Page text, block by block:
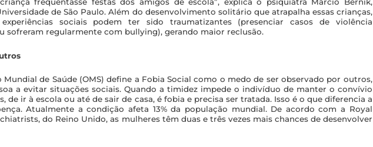
frequentasse festas dos amigos de escola”, explica o psiquiatra Márcio Bernik,
de São Paulo. Além do desenvolvimento solitário que atrapalha essas crianças,
sociais podem ter sido traumatizantes (presenciar casos de violência
sofreram regularmente com bullying), gerando maior reclusão.
Mundial de Saúde (OMS) define a Fobia Social como o medo de ser observado por outros,
a evitar situações sociais. Quando a timidez impede o indivíduo de manter o convívio
de ir à escola ou até de sair de casa, é fobia e precisa ser tratada. Isso é o que diferencia a
Atualmente a condição afeta 13% da população mundial. De acordo com a Royal
do Reino Unido, as mulheres têm duas e três vezes mais chances de desenvolver